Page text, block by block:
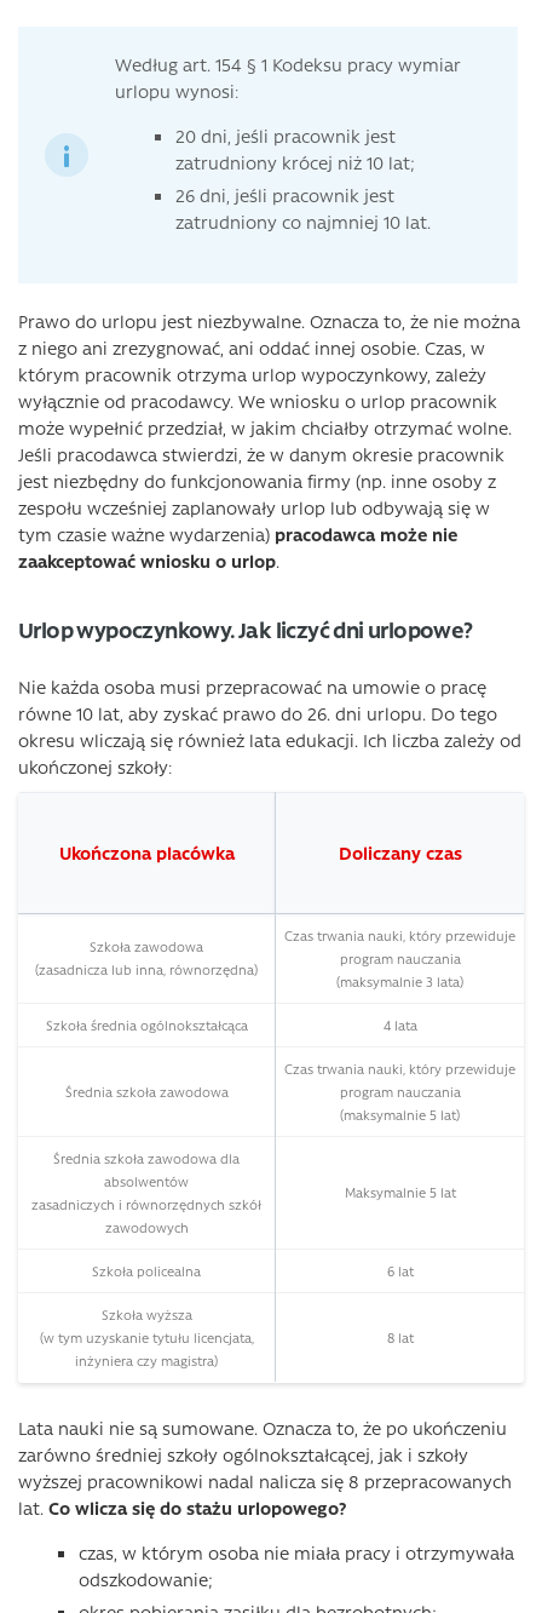
Według art. 154 § 1 Kodeksu pracy wymiar
urlopu wynosi:
20 dni, jeśli pracownik jest
zatrudniony krócej niż 10 lat;
26 dni, jeśli pracownik jest
zatrudniony co najmniej 10 lat.
Prawo do urlopu jest niezbywalne. Oznacza to, że nie można
z niego ani zrezygnować, ani oddać innej osobie. Czas, w
którym pracownik otrzyma urlop wypoczynkowy, zależy
wyłącznie od pracodawcy. We wniosku o urlop pracownik
może wypełnić przedział, w jakim chciałby otrzymać wolne.
Jeśli pracodawca stwierdzi, że w danym okresie pracownik
jest niezbędny do funkcjonowania firmy (np. inne osoby z
zespołu wcześniej zaplanowały urlop lub odbywają się w
tym czasie ważne wydarzenia) pracodawca może nie
zaakceptować wniosku o urlop.
Urlop wypoczynkowy. Jak liczyć dni urlopowe?
Nie każda osoba musi przepracować na umowie o pracę
równe 10 lat, aby zyskać prawo do 26. dni urlopu. Do tego
okresu wliczają się również lata edukacji. Ich liczba zależy od
ukończonej szkoły:
Ukończona placówka Doliczany czas
Szkoła zawodowa
(zasadnicza lub inna, równorzędna)
Czas trwania nauki, który przewiduje
program nauczania
(maksymalnie 3 lata)
Szkoła średnia ogólnokształcąca 4 lata
Średnia szkoła zawodowa
Czas trwania nauki, który przewiduje
program nauczania
(maksymalnie 5 lat)
Średnia szkoła zawodowa dla
absolwentów
zasadniczych i równorzędnych szkół
zawodowych
Maksymalnie 5 lat
Szkoła policealna 6 lat
Szkoła wyższa
(w tym uzyskanie tytułu licencjata,
inżyniera czy magistra)
8 lat
Lata nauki nie są sumowane. Oznacza to, że po ukończeniu
zarówno średniej szkoły ogólnokształcącej, jak i szkoły
wyższej pracownikowi nadal nalicza się 8 przepracowanych
lat. Co wlicza się do stażu urlopowego?
czas, w którym osoba nie miała pracy i otrzymywała
odszkodowanie;